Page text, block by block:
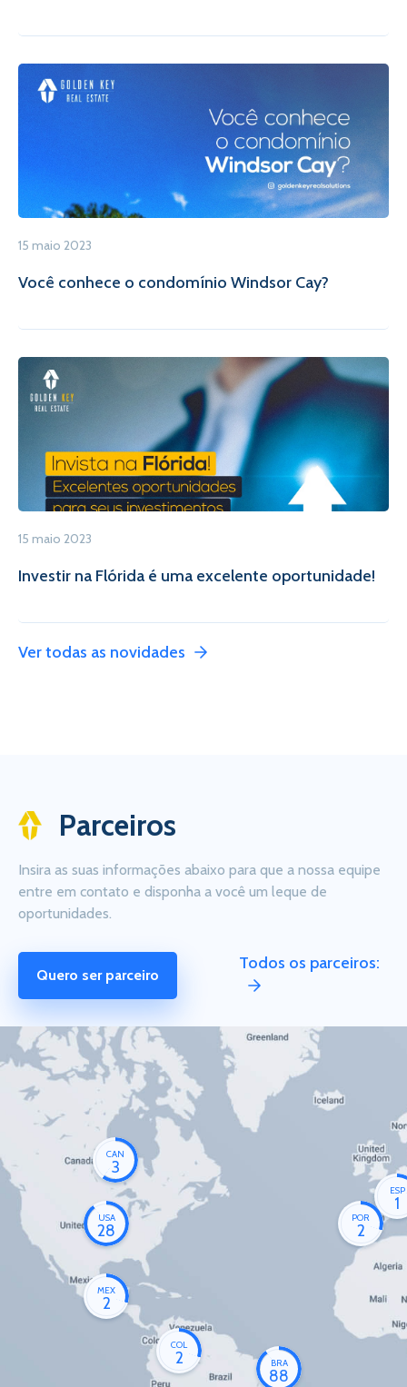
15 maio 2023
Você conhece o condomínio Windsor Cay?
15 maio 2023
Investir na Flórida é uma excelente oportunidade!
Ver todas as novidades
Parceiros
Insira as suas informações abaixo para que a nossa equipe
entre em contato e disponha a você um leque de
oportunidades.
Quero ser parceiro
Todos os parceiros:
CAN
3
USA
28
MEX
2
COL
2 BRA
88
POR
2
ESP
1